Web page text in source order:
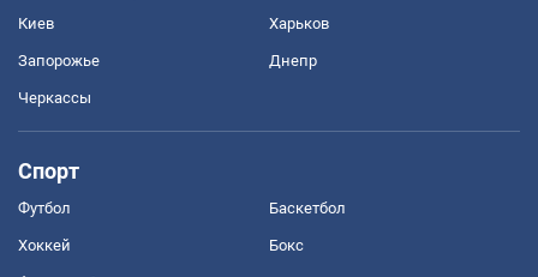
Киев Харьков
Запорожье Днепр
Черкассы
Спорт
Футбол Баскетбол
Хоккей Бокс